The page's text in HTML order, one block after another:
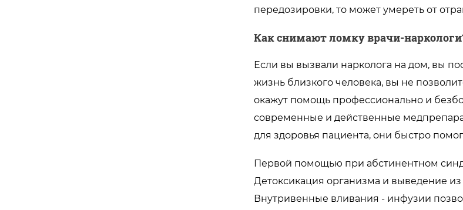
передозировки, то может умереть от
Как снимают ломку врачи-
Если вы вызвали нарколога на дом, вы
жизнь близкого человека, вы не
окажут помощь профессионально и
современные и действенные
для здоровья пациента, они быстро
Первой помощью при абстинентном
Детоксикация организма и выведение
Внутривенные вливания - инфузии